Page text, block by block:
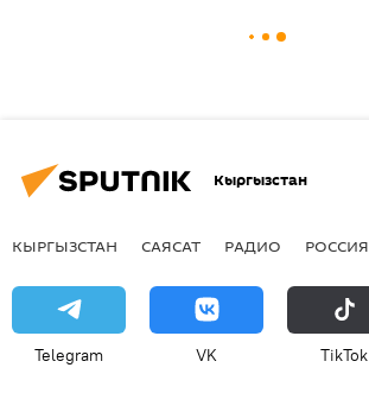
Кыргызстан
КЫРГЫЗСТАН САЯСАТ РАДИО РОССИЯ
Telegram VK ТikТоk